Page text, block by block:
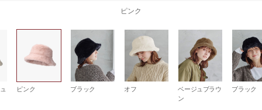
ピンク
ピンク ブラック オフ
ベージュブラウ
ン
ブラック